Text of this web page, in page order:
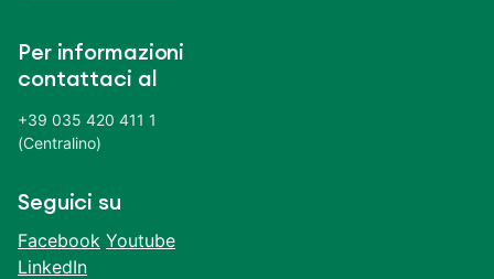
Per informazioni
contattaci al
+39 035 420 411 1
(Centralino)
Seguici su
Facebook Youtube
LinkedIn